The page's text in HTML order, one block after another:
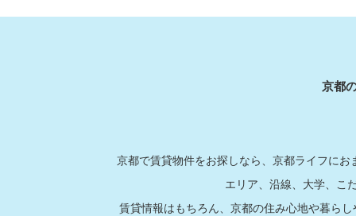
京都
京都で賃貸物件をお探しなら、京都ライフに
エリア、沿線、大学、こ
賃貸情報はもちろん、京都の住み心地や暮ら